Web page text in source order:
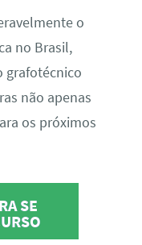
o
no Brasil,
grafotécnico
não apenas
os próximos
SE